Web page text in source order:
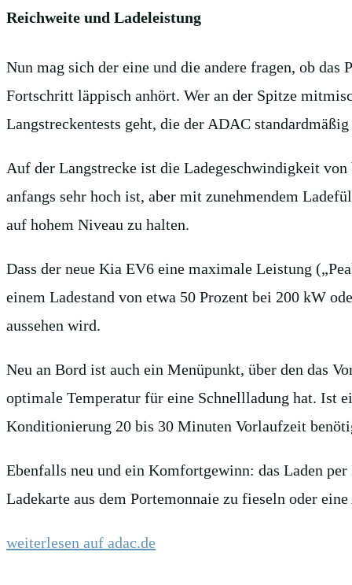
Reichweite und Ladeleistung
Nun mag sich der eine und die andere fragen, ob
Fortschritt läppisch anhört. Wer an der Spitze
Langstreckentests geht, die der ADAC
Auf der Langstrecke ist die Ladegeschwindigkeit
anfangs sehr hoch ist, aber mit zunehmendem
auf hohem Niveau zu halten.
Dass der neue Kia EV6 eine maximale Leistung
einem Ladestand von etwa 50 Prozent bei 200 kW
aussehen wird.
Neu an Bord ist auch ein Menüpunkt, über den das
optimale Temperatur für eine Schnellladung hat. Ist
Konditionierung 20 bis 30 Minuten Vorlaufzeit
Ebenfalls neu und ein Komfortgewinn: das Laden
Ladekarte aus dem Portemonnaie zu fieseln oder
weiterlesen auf adac.de